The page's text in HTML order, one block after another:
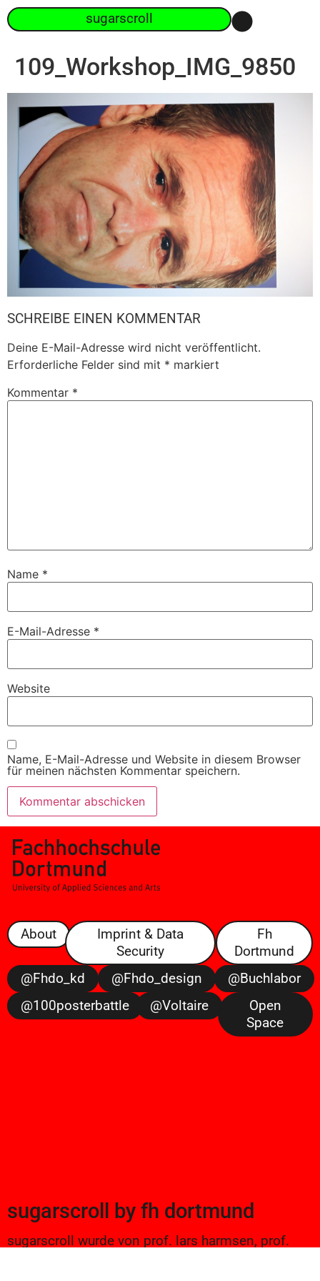
sugarscroll
109_Workshop_IMG_9850
SCHREIBE EINEN KOMMENTAR
Deine E-Mail-Adresse wird nicht veröffentlicht.
Erforderliche Felder sind mit * markiert
Kommentar *
Name *
E-Mail-Adresse *
Website
Name, E-Mail-Adresse und Website in diesem Browser
für meinen nächsten Kommentar speichern.
About
Imprint & Data
Security
Fh
Dortmund
@fhdo_kd
@fhdo_design
@buchlabor
@100posterbattle
@voltaire
Open
Space
sugarscroll by fh dortmund
sugarscroll wurde von prof. lars harmsen, prof.